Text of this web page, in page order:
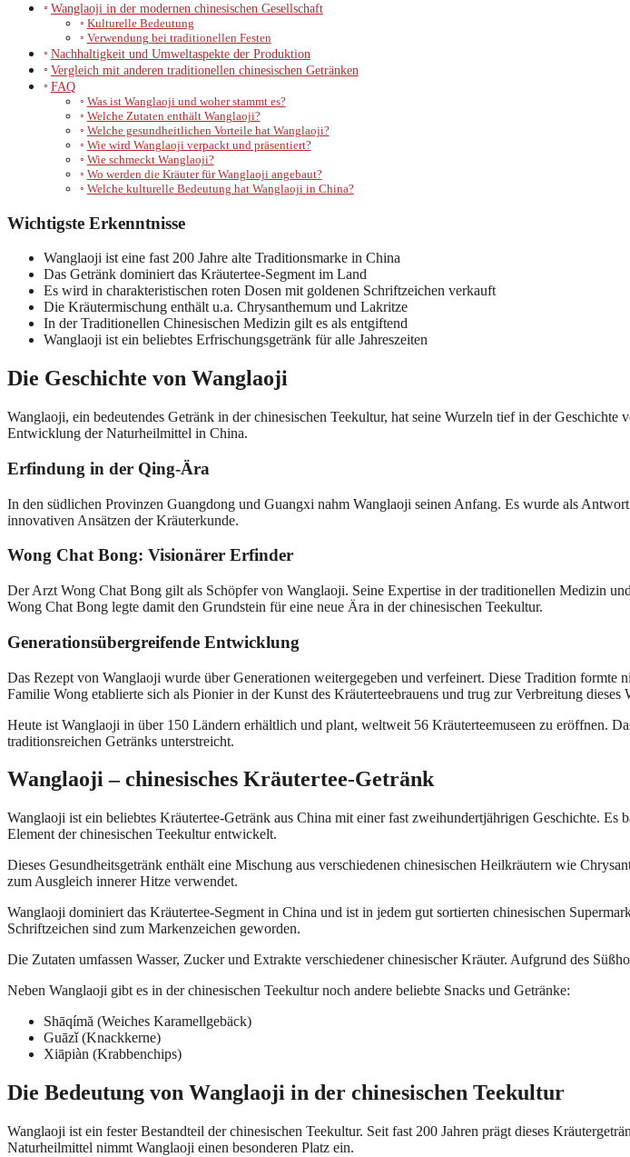
Wanglaoji in der modernen chinesischen Gesellschaft
Kulturelle Bedeutung
Verwendung bei traditionellen Festen
Nachhaltigkeit und Umweltaspekte der Produktion
Vergleich mit anderen traditionellen chinesischen Getränken
FAQ
Was ist Wanglaoji und woher stammt es?
Welche Zutaten enthält Wanglaoji?
Welche gesundheitlichen Vorteile hat Wanglaoji?
Wie wird Wanglaoji verpackt und präsentiert?
Wie schmeckt Wanglaoji?
Wo werden die Kräuter für Wanglaoji angebaut?
Welche kulturelle Bedeutung hat Wanglaoji in China?
Wichtigste Erkenntnisse
Wanglaoji ist eine fast 200 Jahre alte Traditionsmarke in China
Das Getränk dominiert das Kräutertee-Segment im Land
Es wird in charakteristischen roten Dosen mit goldenen Schriftzeichen verkauft
Die Kräutermischung enthält u.a. Chrysanthemum und Lakritze
In der Traditionellen Chinesischen Medizin gilt es als entgiftend
Wanglaoji ist ein beliebtes Erfrischungsgetränk für alle Jahreszeiten
Die Geschichte von Wanglaoji
Wanglaoji, ein bedeutendes Getränk in der chinesischen Teekultur, hat seine Wurzeln tief in der
Entwicklung der Naturheilmittel in China.
Erfindung in der Qing-Ära
In den südlichen Provinzen Guangdong und Guangxi nahm Wanglaoji seinen Anfang. Es wurde als
innovativen Ansätzen der Kräuterkunde.
Wong Chat Bong: Visionärer Erfinder
Der Arzt Wong Chat Bong gilt als Schöpfer von Wanglaoji. Seine Expertise in der traditionellen Medizin
Wong Chat Bong legte damit den Grundstein für eine neue Ära in der chinesischen Teekultur.
Generationsübergreifende Entwicklung
Das Rezept von Wanglaoji wurde über Generationen weitergegeben und verfeinert. Diese Tradition
Familie Wong etablierte sich als Pionier in der Kunst des Kräuterteebrauens und trug zur Verbreitung dieses
Heute ist Wanglaoji in über 150 Ländern erhältlich und plant, weltweit 56 Kräuterteemuseen zu eröffnen.
traditionsreichen Getränks unterstreicht.
Wanglaoji – chinesisches Kräutertee-Getränk
Wanglaoji ist ein beliebtes Kräutertee-Getränk aus China mit einer fast zweihundertjährigen Geschichte.
Element der chinesischen Teekultur entwickelt.
Dieses Gesundheitsgetränk enthält eine Mischung aus verschiedenen chinesischen Heilkräutern wie
zum Ausgleich innerer Hitze verwendet.
Wanglaoji dominiert das Kräutertee-Segment in China und ist in jedem gut sortierten chinesischen
Schriftzeichen sind zum Markenzeichen geworden.
Die Zutaten umfassen Wasser, Zucker und Extrakte verschiedener chinesischer Kräuter. Aufgrund des
Neben Wanglaoji gibt es in der chinesischen Teekultur noch andere beliebte Snacks und Getränke:
Shāqímă (Weiches Karamellgebäck)
Guāzǐ (Knackkerne)
Xiāpiàn (Krabbenchips)
Die Bedeutung von Wanglaoji in der chinesischen Teekultur
Wanglaoji ist ein fester Bestandteil der chinesischen Teekultur. Seit fast 200 Jahren prägt dieses
Naturheilmittel nimmt Wanglaoji einen besonderen Platz ein.